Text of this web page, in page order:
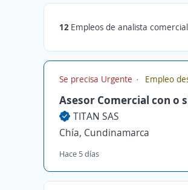
12 Empleos de analista comercial sin experiencia Tiempo
Se precisa Urgente Empleo
Asesor Comercial con o
TITAN SAS
Chía, Cundinamarca
Hace 5 días